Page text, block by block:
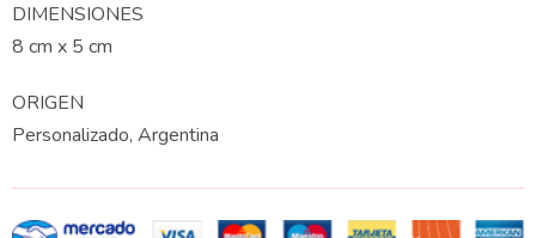
DIMENSIONES
8 cm x 5 cm
ORIGEN
Personalizado, Argentina